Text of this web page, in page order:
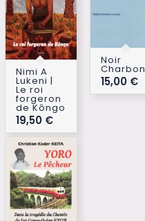
Nimi A
Lukeni |
Le roi
forgeron
de Kôngo
19,50 €
Noir
Charbon
15,00 €